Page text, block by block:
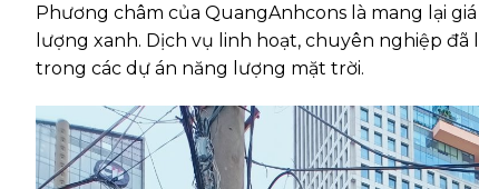
Phương châm của QuangAnhcons là mang lại
lượng xanh. Dịch vụ linh hoạt, chuyên nghiệp
trong các dự án năng lượng mặt trời.